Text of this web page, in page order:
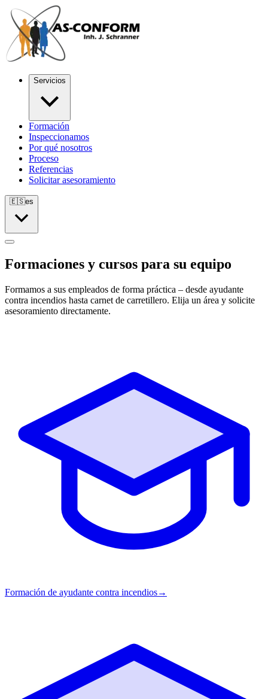
Servicios
Formación
Inspeccionamos
Por qué nosotros
Proceso
Referencias
Solicitar asesoramiento
🇪🇸es
Formaciones y cursos para su equipo
Formamos a sus empleados de forma práctica – desde ayudante
contra incendios hasta carnet de carretillero. Elija un área y solicite
asesoramiento directamente.
Formación de ayudante contra incendios→